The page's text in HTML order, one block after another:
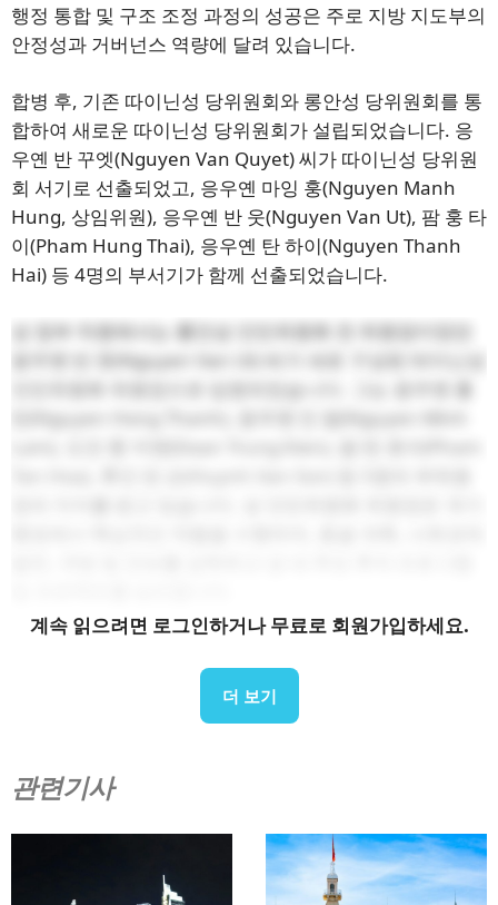
행정 통합 및 구조 조정 과정의 성공은 주로 지방 지도부의
안정성과 거버넌스 역량에 달려 있습니다.
합병 후, 기존 따이닌성 당위원회와 롱안성 당위원회를 통
합하여 새로운 따이닌성 당위원회가 설립되었습니다. 응
우옌 반 꾸엣(Nguyen Van Quyet) 씨가 따이닌성 당위원
회 서기로 선출되었고, 응우옌 마잉 훙(Nguyen Manh
Hung, 상임위원), 응우옌 반 웃(Nguyen Van Ut), 팜 훙 타
이(Pham Hung Thai), 응우옌 탄 하이(Nguyen Thanh
Hai) 등 4명의 부서기가 함께 선출되었습니다.
성 정부 차원에서는 롱안성 인민위원회 전 위원장이었던
응우옌 반 웃(Nguyen Van Ut) 씨가 새로 구성된 떠이닌성
인민위원회 위원장으로 임명되었습니다. 그는 응우옌 홍
탄(Nguyen Hong Thanh), 응우옌 민 람(Nguyen Minh
장하는 데 있어 고위 경영진의 안정성이 핵심 요소로 간주
계속 읽으려면 로그인하거나 무료로 회원가입하세요.
더 보기
관련기사